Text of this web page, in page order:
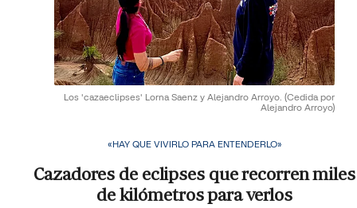
Los 'cazaeclipses' Lorna Saenz y Alejandro Arroyo. (Cedida por
Alejandro Arroyo)
«HAY QUE VIVIRLO PARA ENTENDERLO»
Cazadores de eclipses que recorren miles
de kilómetros para verlos